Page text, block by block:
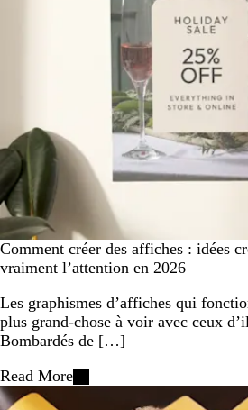
Comment créer des affiches : idées
vraiment l’attention en 2026
Les graphismes d’affiches qui
plus grand-chose à voir avec ceux
Bombardés de […]
Read More